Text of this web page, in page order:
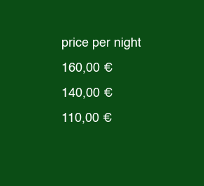
price per night
160,00 €
140,00 €
110,00 €